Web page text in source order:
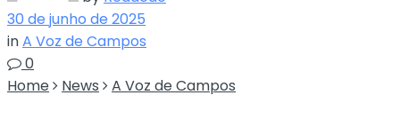
30 de junho de 2025
inA Voz de Campos
0
Home
News A Voz de Campos